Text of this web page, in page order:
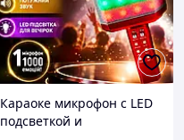
Караоке микрофон с LED
подсветкой и